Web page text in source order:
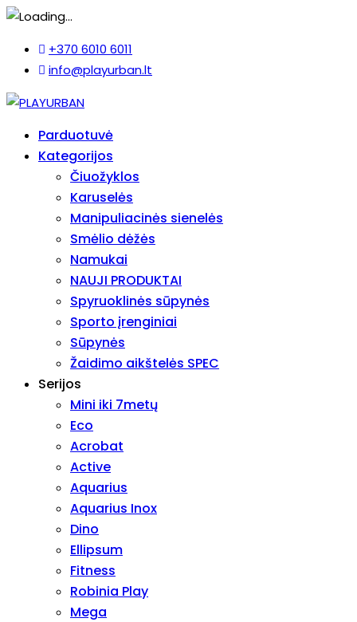
+370 6010 6011
info@playurban.lt
Parduotuvė
Kategorijos
Čiuožyklos
Karuselės
Manipuliacinės sienelės
Smėlio dėžės
Namukai
NAUJI PRODUKTAI
Spyruoklinės sūpynės
Sporto įrenginiai
Sūpynės
Žaidimo aikštelės SPEC
Serijos
Mini iki 7metų
Eco
Acrobat
Active
Aquarius
Aquarius Inox
Dino
Ellipsum
Fitness
Robinia Play
Mega